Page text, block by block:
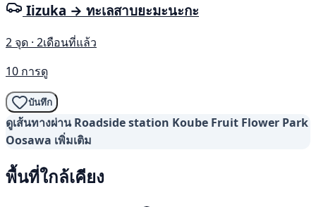
Iizuka → ทะเลสาบยะมะนะกะ
2 จุด · 2เดือนที่แล้ว
10 การดู
บันทึก
ดูเส้นทางผ่าน Roadside station Koube Fruit Flower Park
Oosawa เพิ่มเติม
พื้นที่ใกล้เคียง